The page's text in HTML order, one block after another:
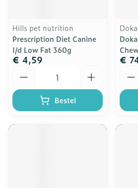
Hills pet nutrition
Prescription Diet Canine
I/d Low Fat 360g
€ 4,59
Bestel
€